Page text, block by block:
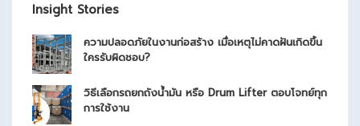
Insight Stories
ความปลอดภัยในงานก่อสร้าง เมื่อเหตุไม่คาดฝันเกิดขึ้น
ใครรับผิดชอบ?
วิธีเลือกรถยกถังน้ำมัน หรือ Drum Lifter ตอบโจทย์ทุก
การใช้งาน